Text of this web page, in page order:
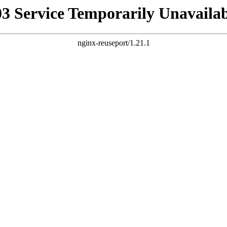
Service Temporarily
nginx-reuseport/1.21.1